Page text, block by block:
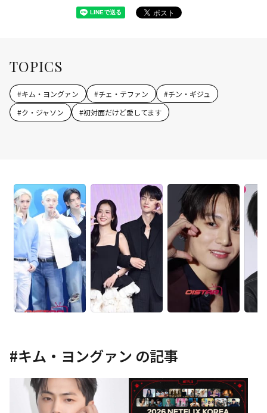
TOPICS
#キム・ヨングァン #チェ・テファン #チン・ギジュ
#ク・ジャソン #初対面だけど愛してます
#キム・ヨングァン の記事